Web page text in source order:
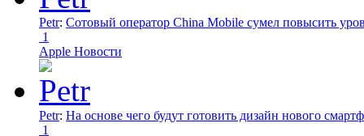
Petr: Сотовый оператор China Mobile сумел повысить
1
Apple Новости
Petr: На основе чего будут готовить дизайн нового
1